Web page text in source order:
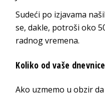
Sudeći po izjavama
se, dakle, potroši oko
radnog vremena.
Koliko od vaše
Ako uzmemo u obzir